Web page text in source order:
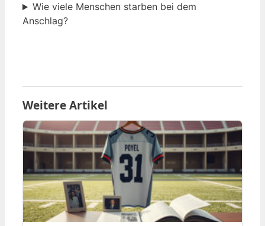
Wie viele Menschen starben bei dem
Anschlag?
Weitere Artikel